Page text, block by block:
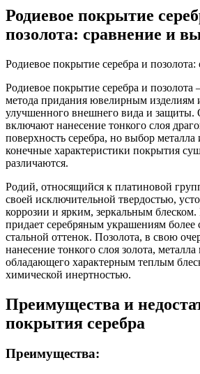
Родиевое покрытие
позолота: сравнение и
Родиевое покрытие серебра и
Родиевое покрытие серебра и позолота
метода придания ювелирным изделиям
улучшенного внешнего вида и защиты.
включают нанесение тонкого слоя
поверхность серебра, но выбор металла
конечные характеристики покрытия
различаются.
Родий, относящийся к платиновой
своей исключительной твердостью,
коррозии и ярким, зеркальным
придает серебряным украшениям более
стальной оттенок. Позолота, в свою
нанесение тонкого слоя золота,
обладающего характерным теплым
химической инертностью.
Преимущества и
покрытия серебра
Преимущества: